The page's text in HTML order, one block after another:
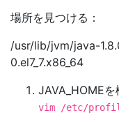
場所を見つける：
/usr/lib/jvm/java-
0.el7_7.x86_64
JAVA_HOME
vim /etc/